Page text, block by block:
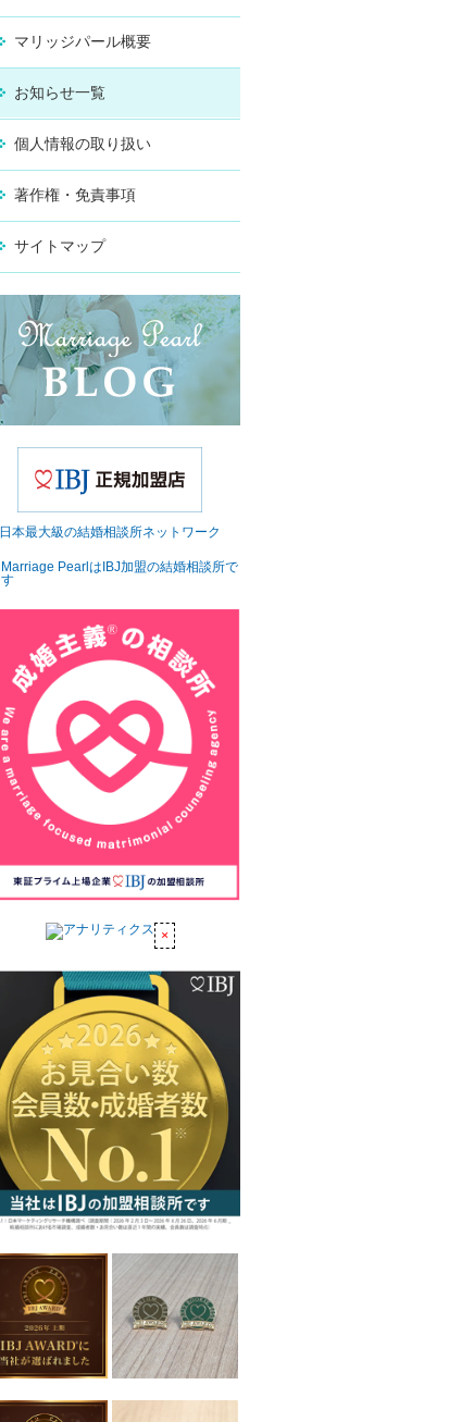
マリッジパール概要
お知らせ一覧
個人情報の取り扱い
著作権・免責事項
サイトマップ
日本最大級の結婚相談所ネットワーク
Marriage PearlはIBJ加盟の結婚相談所で
す